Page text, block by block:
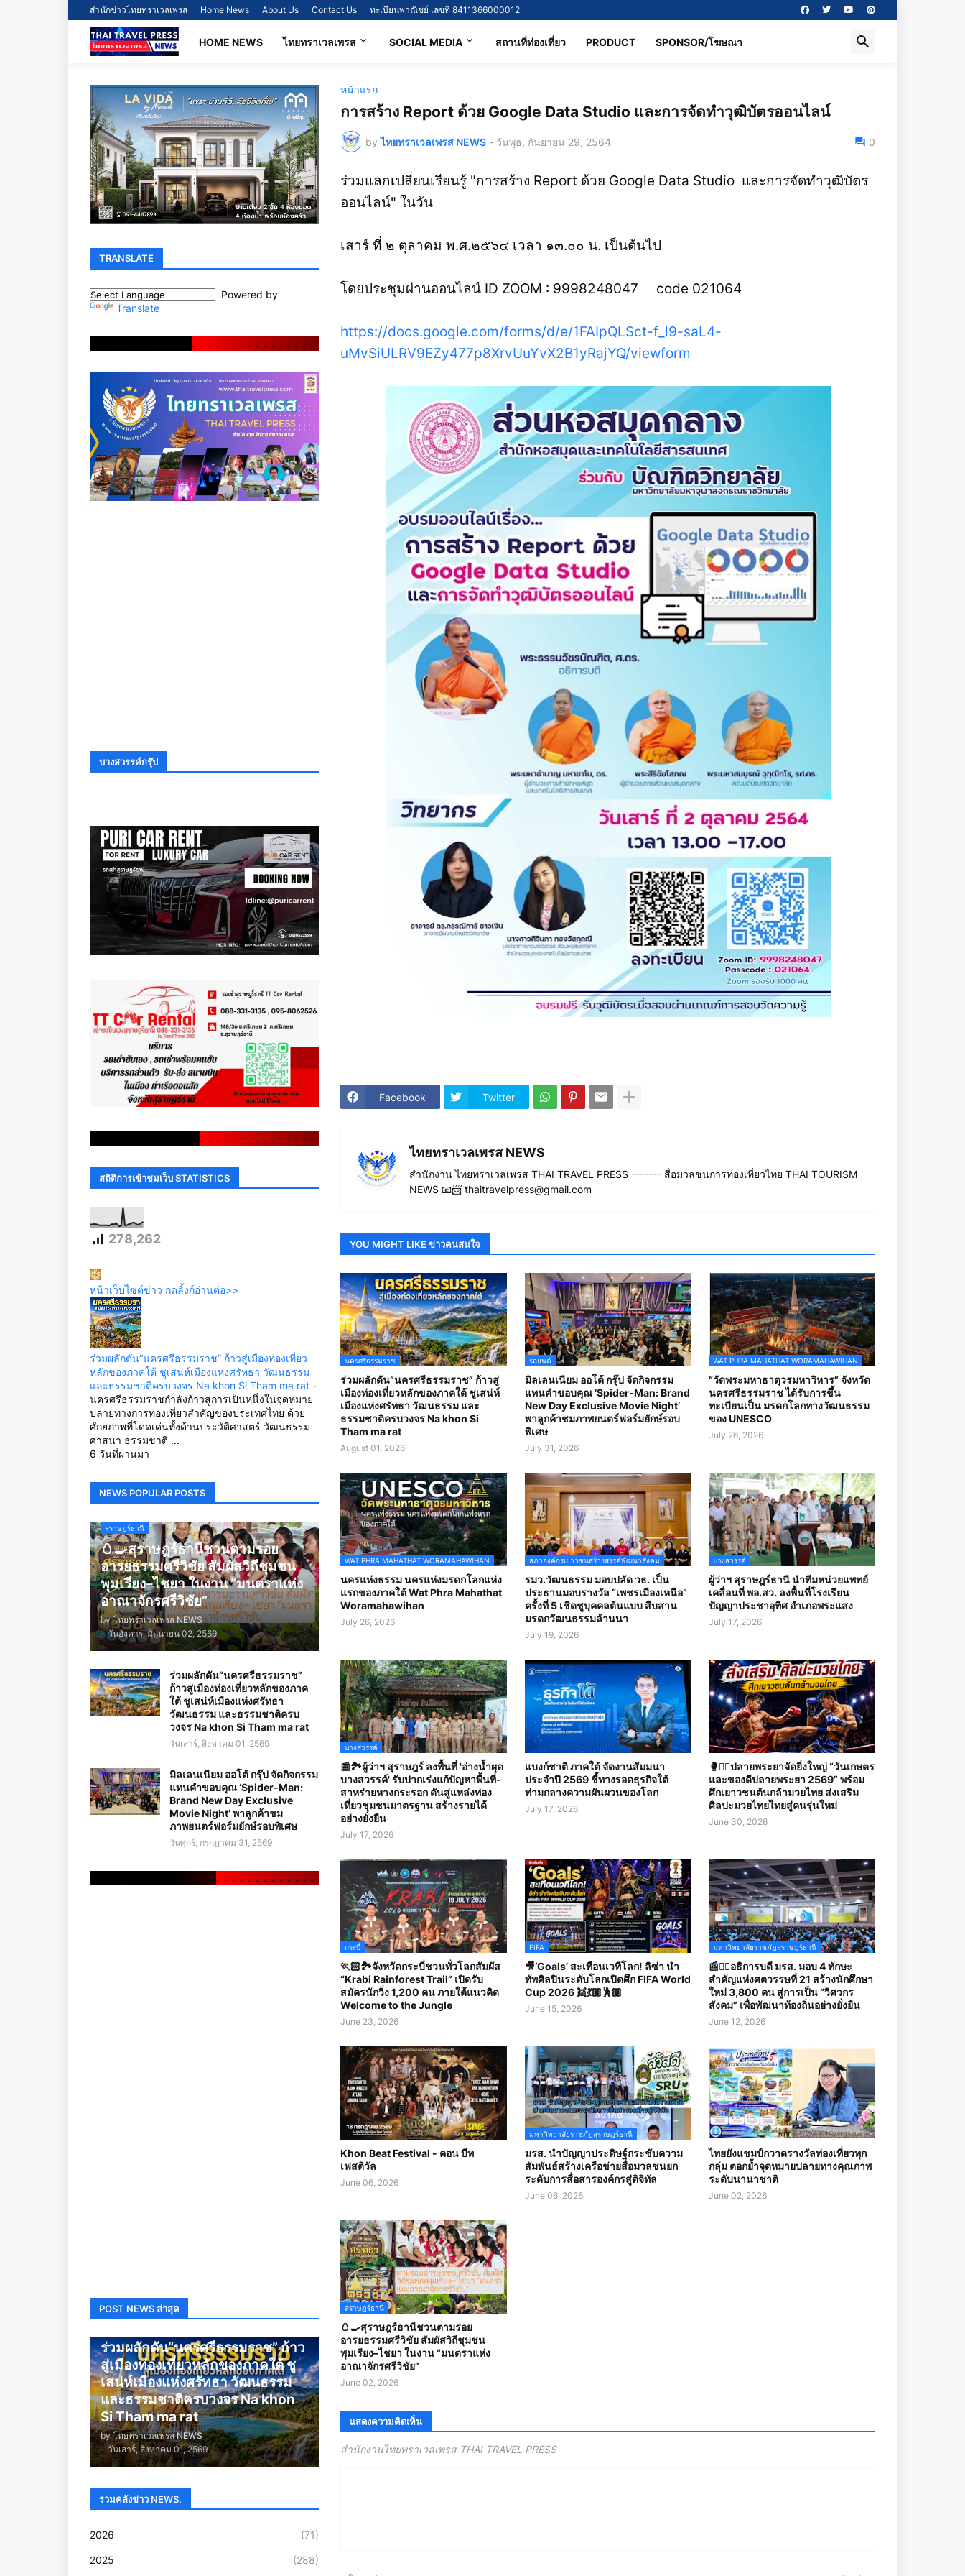
สำนักข่าวไทยทราเวลเพรส Home News About Us Contact Us ทะเบียนพาณิชย์ เลขที่ 8411366000012
HOME NEWS ไทยทราเวลเพรส SOCIAL MEDIA สถานที่ท่องเที่ยว PRODUCT SPONSOR/โฆษณา
หน้าแรก
การสร้าง Report ด้วย Google Data Studio และการจัดทำวุฒิบัตรออนไลน์
by ไทยทราเวลเพรส NEWS - วันพุธ, กันยายน 29, 2564 0
ร่วมแลกเปลี่ยนเรียนรู้ "การสร้าง Report ด้วย Google Data Studio และการจัดทำวุฒิบัตร
ออนไลน์" ในวัน
เสาร์ ที่ ๒ ตุลาคม พ.ศ.๒๕๖๔ เวลา ๑๓.๐๐ น. เป็นต้นไป
โดยประชุมผ่านออนไลน์ ID ZOOM : 9998248047 code 021064
https://docs.google.com/forms/d/e/1FAIpQLSct-f_l9-saL4-
uMvSiULRV9EZy477p8XrvUuYvX2B1yRajYQ/viewform
Facebook Twitter
ไทยทราเวลเพรส NEWS
สำนักงาน ไทยทราเวลเพรส THAI TRAVEL PRESS ------- สื่อมวลชนการท่องเที่ยวไทย THAI TOURISM
NEWS 📧📨 thaitravelpress@gmail.com
YOU MIGHT LIKE ข่าวคนสนใจ
นครศรีธรรมราช
ร่วมผลักดัน“นครศรีธรรมราช” ก้าวสู่
เมืองท่องเที่ยวหลักของภาคใต้ ชูเสน่ห์
เมืองแห่งศรัทธา วัฒนธรรม และ
ธรรมชาติครบวงจร Na khon Si
Tham ma rat
August 01, 2026
รถยนต์
มิลเลนเนียม ออโต้ กรุ๊ป จัดกิจกรรม
แทนคำขอบคุณ ‘Spider-Man: Brand
New Day Exclusive Movie Night’
พาลูกค้าชมภาพยนตร์ฟอร์มยักษ์รอบ
พิเศษ
July 31, 2026
WAT PHRA MAHATHAT WORAMAHAWIHAN
“วัดพระมหาธาตุวรมหาวิหาร” จังหวัด
นครศรีธรรมราช ได้รับการขึ้น
ทะเบียนเป็น มรดกโลกทางวัฒนธรรม
ของ UNESCO
July 26, 2026
WAT PHRA MAHATHAT WORAMAHAWIHAN
นครแห่งธรรม นครแห่งมรดกโลกแห่ง
แรกของภาคใต้ Wat Phra Mahathat
Woramahawihan
July 26, 2026
สภาองค์กรเยาวชนสร้างสรรค์พัฒนาสังคม
รมว.วัฒนธรรม มอบปลัด วธ. เป็น
ประธานมอบรางวัล “เพชรเมืองเหนือ”
ครั้งที่ 5 เชิดชูบุคคลต้นแบบ สืบสาน
มรดกวัฒนธรรมล้านนา
July 19, 2026
บางสวรรค์
ผู้ว่าฯ สุราษฎร์ธานี นำทีมหน่วยแพทย์
เคลื่อนที่ พอ.สว. ลงพื้นที่โรงเรียน
ปัญญาประชาอุทิศ อำเภอพระแสง
July 17, 2026
บางสวรรค์
📰🏞️ผู้ว่าฯ สุราษฎร์ ลงพื้นที่ 'อ่างน้ำผุด
บางสวรรค์' รับปากเร่งแก้ปัญหาพื้นที่-
สาหร่ายหางกระรอก ดันสู่แหล่งท่อง
เที่ยวชุมชนมาตรฐาน สร้างรายได้
อย่างยั่งยืน
July 17, 2026
แบงก์ชาติ ภาคใต้ จัดงานสัมมนา
ประจำปี 2569 ชี้ทางรอดธุรกิจใต้
ท่ามกลางความผันผวนของโลก
July 17, 2026
🥊🤼‍♀️ปลายพระยาจัดยิ่งใหญ่ “วันเกษตร
และของดีปลายพระยา 2569” พร้อม
ศึกเยาวชนต้นกล้ามวยไทย ส่งเสริม
ศิลปะมวยไทยไทยสู่คนรุ่นใหม่
June 30, 2026
กระบี่
🏃🏻🏞️จังหวัดกระบี่ชวนทั่วโลกสัมผัส
“Krabi Rainforest Trail” เปิดรับ
สมัครนักวิ่ง 1,200 คน ภายใต้แนวคิด
Welcome to the Jungle
June 23, 2026
FIFA
🎥‘Goals’ สะเทือนเวทีโลก! ลิซ่า นำ
ทัพศิลปินระดับโลกเปิดศึก FIFA World
Cup 2026 👯💃🏼🕺🏽
June 15, 2026
มหาวิทยาลัยราชภัฏสุราษฎร์ธานี
📰✍🏻อธิการบดี มรส. มอบ 4 ทักษะ
สำคัญแห่งศตวรรษที่ 21 สร้างนักศึกษา
ใหม่ 3,800 คน สู่การเป็น “วิศวกร
สังคม” เพื่อพัฒนาท้องถิ่นอย่างยั่งยืน
June 12, 2026
Khon Beat Festival - คอน บีท
เฟสติวัล
June 06, 2026
มหาวิทยาลัยราชภัฏสุราษฎร์ธานี
มรส. นำปัญญาประดิษฐ์กระชับความ
สัมพันธ์สร้างเครือข่ายสื่อมวลชนยก
ระดับการสื่อสารองค์กรสู่ดิจิทัล
June 06, 2026
ไทยยังแชมป์กวาดรางวัลท่องเที่ยวทุก
กลุ่ม ตอกย้ำจุดหมายปลายทางคุณภาพ
ระดับนานาชาติ
June 02, 2026
สุราษฎร์ธานี
🥚🍳สุราษฎร์ธานีชวนตามรอย
อารยธรรมศรีวิชัย สัมผัสวิถีชุมชน
พุมเรียง–ไชยา ในงาน “มนตราแห่ง
อาณาจักรศรีวิชัย”
June 02, 2026
แสดงความคิดเห็น
สำนักงานไทยทราเวลเพรส THAI TRAVEL PRESS
TRANSLATE
Powered by
Translate
. . . . . . . . . . . . . . . .
บางสวรรค์กรุ๊ป
. . . . . . . . . . . . . . .
สถิติการเข้าชมเว็บ STATISTICS
278,262
หน้าเว็บไซต์ข่าว กดลิ้งก์อ่านต่อ>>
ร่วมผลักดัน“นครศรีธรรมราช” ก้าวสู่เมืองท่องเที่ยว
หลักของภาคใต้ ชูเสน่ห์เมืองแห่งศรัทธา วัฒนธรรม
และธรรมชาติครบวงจร Na khon Si Tham ma rat -
นครศรีธรรมราชกำลังก้าวสู่การเป็นหนึ่งในจุดหมาย
ปลายทางการท่องเที่ยวสำคัญของประเทศไทย ด้วย
ศักยภาพที่โดดเด่นทั้งด้านประวัติศาสตร์ วัฒนธรรม
ศาสนา ธรรมชาติ ...
6 วันที่ผ่านมา
NEWS POPULAR POSTS
สุราษฎร์ธานี
🥚🍳สุราษฎร์ธานีชวนตามรอย
อารยธรรมศรีวิชัย สัมผัสวิถีชุมชน
พุมเรียง–ไชยา ในงาน “มนตราแห่ง
อาณาจักรศรีวิชัย”
by ไทยทราเวลเพรส NEWS
- วันอังคาร, มิถุนายน 02, 2569
ร่วมผลักดัน“นครศรีธรรมราช”
ก้าวสู่เมืองท่องเที่ยวหลักของภาค
ใต้ ชูเสน่ห์เมืองแห่งศรัทธา
วัฒนธรรม และธรรมชาติครบ
วงจร Na khon Si Tham ma rat
วันเสาร์, สิงหาคม 01, 2569
มิลเลนเนียม ออโต้ กรุ๊ป จัดกิจกรรม
แทนคำขอบคุณ ‘Spider-Man:
Brand New Day Exclusive
Movie Night’ พาลูกค้าชม
ภาพยนตร์ฟอร์มยักษ์รอบพิเศษ
วันศุกร์, กรกฎาคม 31, 2569
. . . . . . . . . . . . . .
POST NEWS ล่าสุด
ร่วมผลักดัน“นครศรีธรรมราช” ก้าว
สู่เมืองท่องเที่ยวหลักของภาคใต้ ชู
เสน่ห์เมืองแห่งศรัทธา วัฒนธรรม
และธรรมชาติครบวงจร Na khon
Si Tham ma rat
by ไทยทราเวลเพรส NEWS
- วันเสาร์, สิงหาคม 01, 2569
รวมคลังข่าว NEWS.
2026 (71)
2025 (288)